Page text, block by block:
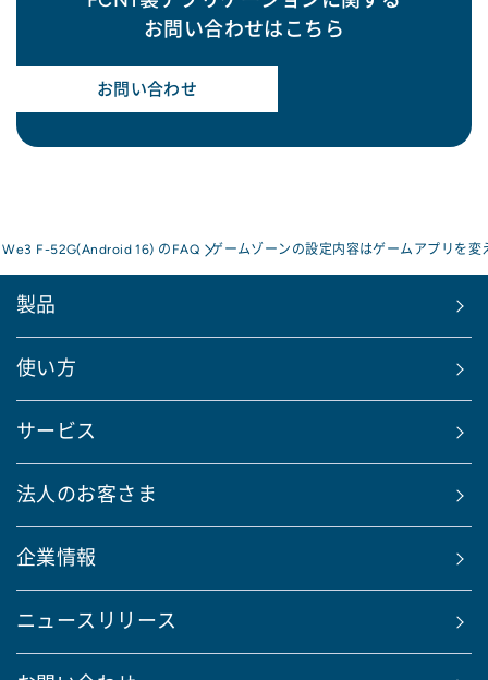
お問い合わせはこちら
お問い合わせ
F-52G(Android 16) のFAQ ゲームゾーンの設定内容はゲームアプリを変
製品
使い方
サービス
法人のお客さま
企業情報
ニュースリリース